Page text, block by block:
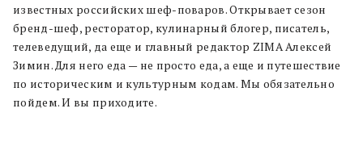
известных российских шеф-поваров. Открывает сезон
бренд-шеф, ресторатор, кулинарный блогер, писатель,
телеведущий, да еще и главный редактор ZIMA Алексей
Зимин. Для него еда — не просто еда, а еще и путешествие
по историческим и культурным кодам. Мы обязательно
пойдем. И вы приходите.